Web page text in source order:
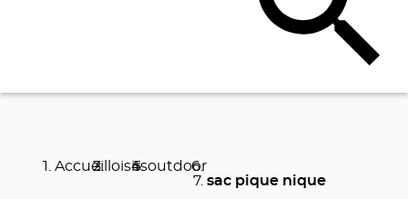
Accueil loisirsoutdoor
sac pique nique